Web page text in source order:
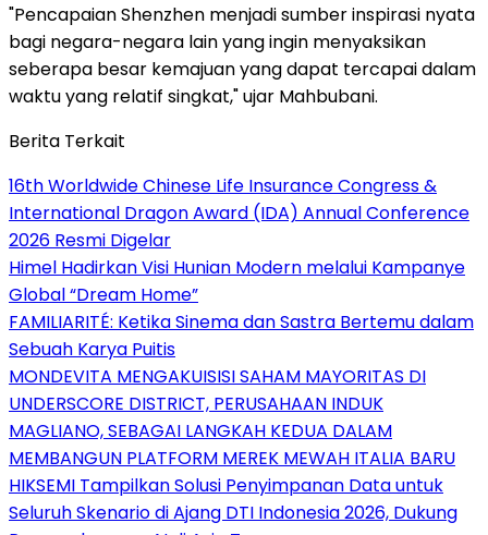
"Pencapaian Shenzhen menjadi sumber inspirasi nyata
bagi negara-negara lain yang ingin menyaksikan
seberapa besar kemajuan yang dapat tercapai dalam
waktu yang relatif singkat," ujar Mahbubani.
Berita Terkait
16th Worldwide Chinese Life Insurance Congress &
International Dragon Award (IDA) Annual Conference
2026 Resmi Digelar
Himel Hadirkan Visi Hunian Modern melalui Kampanye
Global “Dream Home”
FAMILIARITÉ: Ketika Sinema dan Sastra Bertemu dalam
Sebuah Karya Puitis
MONDEVITA MENGAKUISISI SAHAM MAYORITAS DI
UNDERSCORE DISTRICT, PERUSAHAAN INDUK
MAGLIANO, SEBAGAI LANGKAH KEDUA DALAM
MEMBANGUN PLATFORM MEREK MEWAH ITALIA BARU
HIKSEMI Tampilkan Solusi Penyimpanan Data untuk
Seluruh Skenario di Ajang DTI Indonesia 2026, Dukung